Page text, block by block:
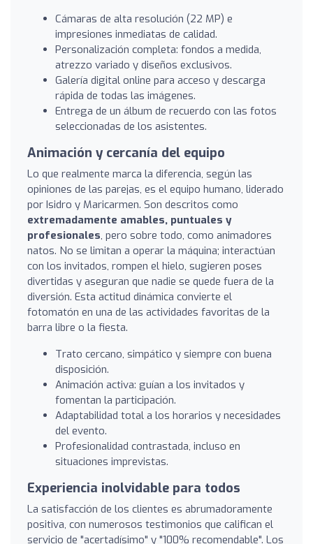
Cámaras de alta resolución (22 MP) e
impresiones inmediatas de calidad.
Personalización completa: fondos a medida,
atrezzo variado y diseños exclusivos.
Galería digital online para acceso y descarga
rápida de todas las imágenes.
Entrega de un álbum de recuerdo con las fotos
seleccionadas de los asistentes.
Animación y cercanía del equipo
Lo que realmente marca la diferencia, según las
opiniones de las parejas, es el equipo humano, liderado
por Isidro y Maricarmen. Son descritos como
extremadamente amables, puntuales y
profesionales, pero sobre todo, como animadores
natos. No se limitan a operar la máquina; interactúan
con los invitados, rompen el hielo, sugieren poses
divertidas y aseguran que nadie se quede fuera de la
diversión. Esta actitud dinámica convierte el
fotomatón en una de las actividades favoritas de la
barra libre o la fiesta.
Trato cercano, simpático y siempre con buena
disposición.
Animación activa: guían a los invitados y
fomentan la participación.
Adaptabilidad total a los horarios y necesidades
del evento.
Profesionalidad contrastada, incluso en
situaciones imprevistas.
Experiencia inolvidable para todos
La satisfacción de los clientes es abrumadoramente
positiva, con numerosos testimonios que califican el
servicio de "acertadísimo" y "100% recomendable". Los